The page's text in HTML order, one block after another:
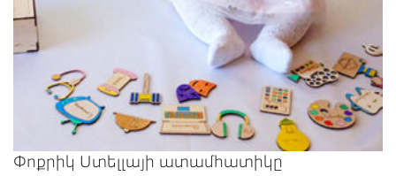
Փոքրիկ Ստելլայի ատամհատիկը